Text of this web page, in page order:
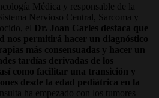
Médica y responsable de la
Nervioso Central, Sarcoma y
el
Dr. Joan Carles destaca que
nos permitirá hacer un diagnóstico
más consensuadas y hacer un
tardías derivadas de los
como facilitar una transición y
desde la edad pediátrica en la
ha empezado con los tumores